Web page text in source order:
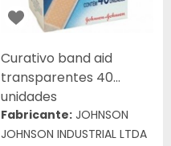
Curativo band aid
transparentes 40
unidades
Fabricante: JOHNSON
JOHNSON INDUSTRIAL LTDA